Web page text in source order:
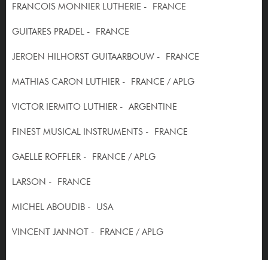
FRANCOIS MONNIER LUTHERIE - FRANCE
GUITARES PRADEL - FRANCE
JEROEN HILHORST GUITAARBOUW - FRANCE
MATHIAS CARON LUTHIER - FRANCE / APLG
VICTOR IERMITO LUTHIER - ARGENTINE
FINEST MUSICAL INSTRUMENTS - FRANCE
GAELLE ROFFLER - FRANCE / APLG
LARSON - FRANCE
MICHEL ABOUDIB - USA
VINCENT JANNOT - FRANCE / APLG